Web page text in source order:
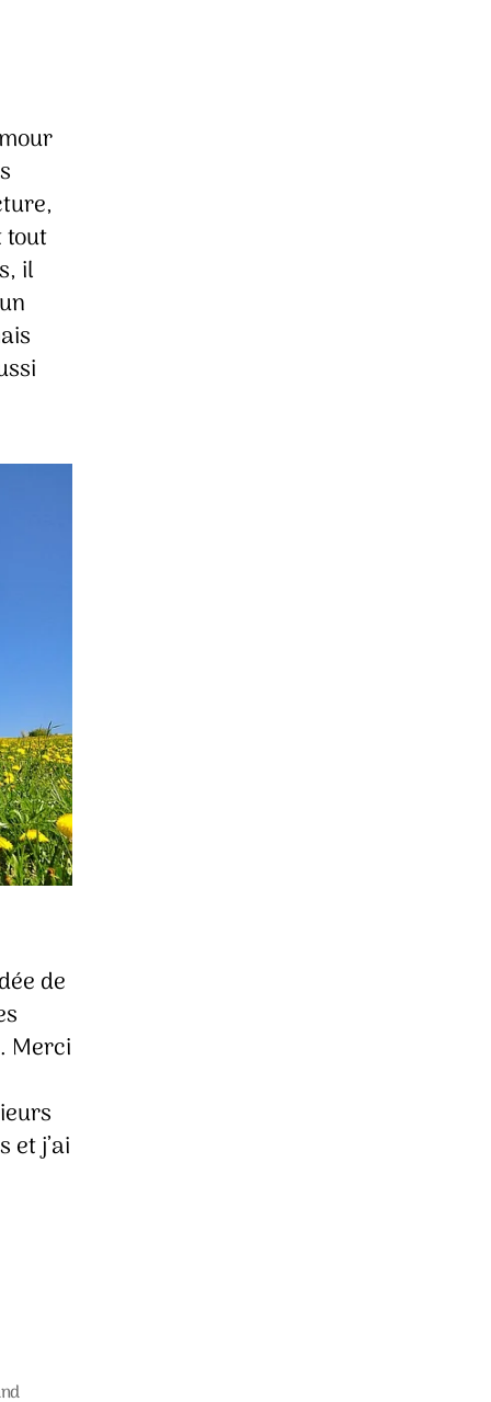
tout
il
de
Merci
j’ai